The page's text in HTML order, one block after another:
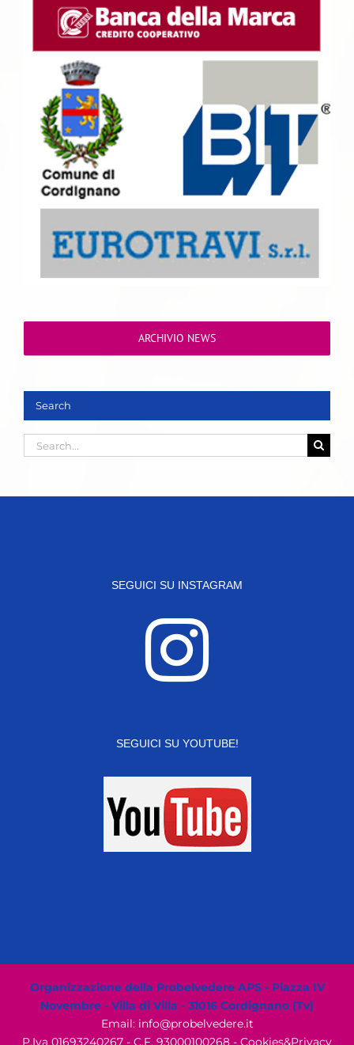
ARCHIVIO NEWS
Search
Search
for:
SEGUICI SU INSTAGRAM
SEGUICI SU YOUTUBE!
Organizzazione della Probelvedere APS - Piazza IV
Novembre - Villa di Villa - 31016 Cordignano (Tv)
Email: info@probelvedere.it
P.Iva 01693240267 - C.F. 93000100268 - Cookies&Privacy